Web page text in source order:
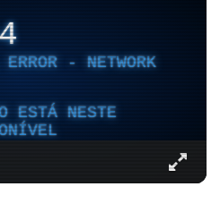
- NETWORK
ESTÁ NESTE